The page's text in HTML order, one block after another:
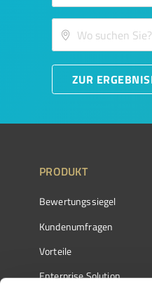
ZUR
PRODUKT
Bewertungssiegel
Kundenumfragen
Vorteile
Enterprise Solution